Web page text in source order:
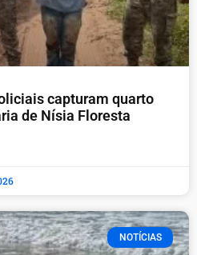
capturam quarto
de Nísia Floresta
NOTÍCIAS